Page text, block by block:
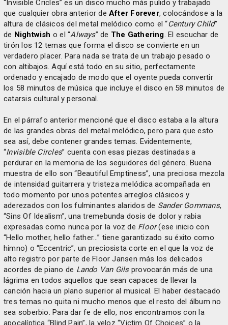
“Invisible Cricles” es un disco mucho más pulido y trabajado
que cualquier obra anterior de After Forever, colocándose a la
altura de clásicos del metal melódico como el “Century Child”
de Nightwish o el “Always” de The Gathering. El escuchar de
tirón los 12 temas que forma el disco se convierte en un
verdadero placer. Para nada se trata de un trabajo pesado o
con altibajos. Aquí está todo en su sitio, perfectamente
ordenado y encajado de modo que el oyente pueda convertir
los 58 minutos de música que incluye el disco en 58 minutos de
catarsis cultural y personal.
En el párrafo anterior mencioné que el disco estaba a la altura
de las grandes obras del metal melódico, pero para que esto
sea así, debe contener grandes temas. Evidentemente,
“Invisible Circles” cuenta con esas piezas destinadas a
perdurar en la memoria de los seguidores del género. Buena
muestra de ello son “Beautiful Emptiness”, una preciosa mezcla
de intensidad guitarrera y tristeza melódica acompañada en
todo momento por unos potentes arreglos clásicos y
aderezados con los fulminantes alaridos de Sander Gommans,
“Sins Of Idealism”, una tremebunda dosis de dolor y rabia
expresadas como nunca por la voz de Floor(ese inicio con
“Hello mother, hello father…” tiene garantizado su éxito como
himno) o “Eccentric”, un preciosista corte en el que la voz de
alto registro por parte de Floor Jansen más los delicados
acordes de piano de Lando Van Gilsprovocarán más de una
lágrima en todos aquellos que sean capaces de llevar la
canción hacia un plano superior al musical. El haber destacado
tres temas no quita ni mucho menos que el resto del álbum no
sea soberbio. Para dar fe de ello, nos encontramos con la
apocalíptica “Blind Pain”, la veloz “Victim Of Choices” o la